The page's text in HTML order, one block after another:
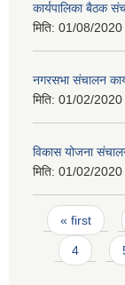
कार्यपालिका बैठक
मिति: 01/08/2020
नगरसभा संचालन
मिति: 01/02/2020
विकास योजना
मिति: 01/02/2020
Pages
« first
4